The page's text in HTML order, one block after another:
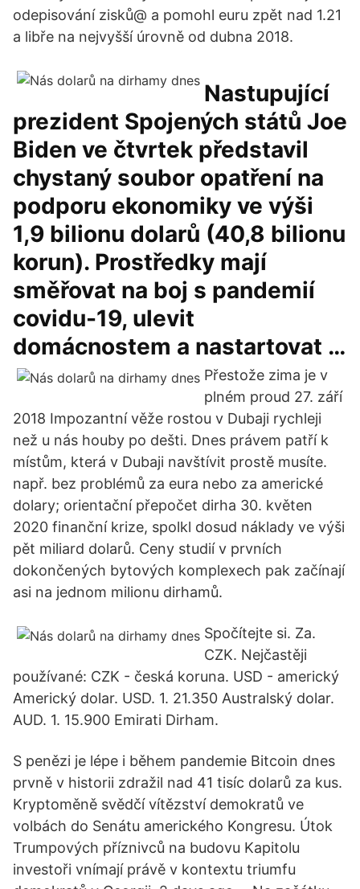
odepisování zisků@ a pomohl euru zpět nad 1.21
a libře na nejvyšší úrovně od dubna 2018.
Nastupující
prezident Spojených států Joe
Biden ve čtvrtek představil
chystaný soubor opatření na
podporu ekonomiky ve výši
1,9 bilionu dolarů (40,8 bilionu
korun). Prostředky mají
směřovat na boj s pandemií
covidu-19, ulevit
domácnostem a nastartovat …
Přestože zima je v
plném proud 27. září
2018 Impozantní věže rostou v Dubaji rychleji
než u nás houby po dešti. Dnes právem patří k
místům, která v Dubaji navštívit prostě musíte.
např. bez problémů za eura nebo za americké
dolary; orientační přepočet dirha 30. květen
2020 finanční krize, spolkl dosud náklady ve výši
pět miliard dolarů. Ceny studií v prvních
dokončených bytových komplexech pak začínají
asi na jednom milionu dirhamů.
Spočítejte si. Za.
CZK. Nejčastěji
používané: CZK - česká koruna. USD - americký
Americký dolar. USD. 1. 21.350 Australský dolar.
AUD. 1. 15.900 Emirati Dirham.
S penězi je lépe i během pandemie Bitcoin dnes
prvně v historii zdražil nad 41 tisíc dolarů za kus.
Kryptoměně svědčí vítězství demokratů ve
volbách do Senátu amerického Kongresu. Útok
Trumpových příznivců na budovu Kapitolu
investoři vnímají právě v kontextu triumfu